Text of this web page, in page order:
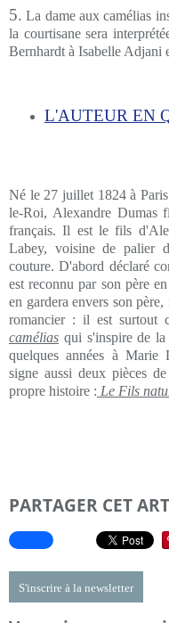
5. La dame aux camélias
la courtisane sera
Bernhardt à Isabelle Adjani
L'AUTEUR EN
Né le 27 juillet 1824 à
le-Roi, Alexandre Dumas
français. Il est le fils
Labey, voisine de palier
couture. D'abord déclaré
est reconnu par son père
en gardera envers son
romancier : il est surtout
camélias qui s'inspire de la
quelques années à Marie
signe aussi deux pièces
propre histoire : Le Fils
PARTAGER CET
S'inscrire à la newsletter